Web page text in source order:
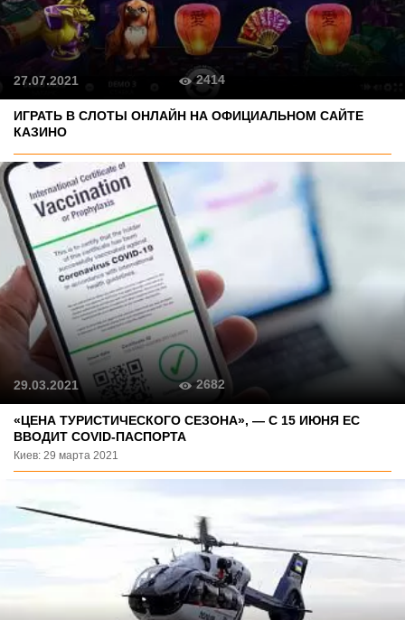
ИГРАТЬ В СЛОТЫ ОНЛАЙН НА ОФИЦИАЛЬНОМ САЙТЕ
КАЗИНО
27.07.2021 2414
«ЦЕНА ТУРИСТИЧЕСКОГО СЕЗОНА», — С 15 ИЮНЯ ЕС
ВВОДИТ COVID-ПАСПОРТА
Киев: 29 марта 2021
29.03.2021 2682